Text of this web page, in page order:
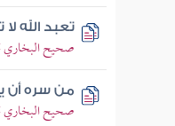
تعبد الله
صحيح
من سره أن
صحيح البخاري